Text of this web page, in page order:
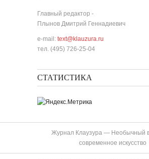
Главный редактор -
Плынов Дмитрий Геннадиевич
e-mail: text@klauzura.ru
тел. (495) 726-25-04
СТАТИСТИКА
Журнал Клаузура — Необычный
современное искусство